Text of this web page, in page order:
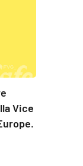
Vice